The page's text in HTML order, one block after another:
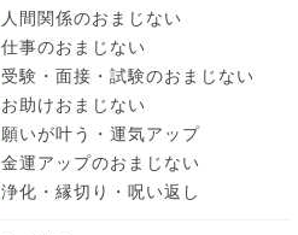
人間関係のおまじない
仕事のおまじない
受験・面接・試験のおまじない
お助けおまじない
願いが叶う・運気アップ
金運アップのおまじない
浄化・縁切り・呪い返し